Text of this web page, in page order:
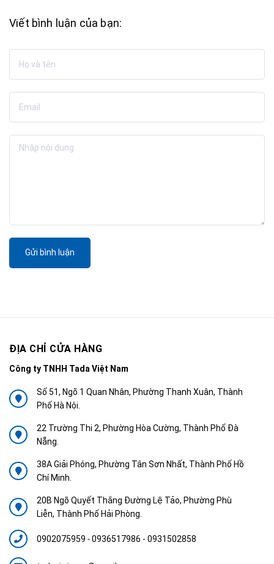
Viết bình luận của bạn:
Gửi bình luận
ĐỊA CHỈ CỬA HÀNG
Công ty TNHH Tada Việt Nam
Số 51, Ngõ 1 Quan Nhân, Phường Thanh Xuân, Thành
Phố Hà Nội.
22 Trường Thi 2, Phường Hòa Cường, Thành Phố Đà
Nẵng.
38A Giải Phóng, Phường Tân Sơn Nhất, Thành Phố Hồ
Chí Minh.
20B Ngõ Quyết Thắng Đường Lệ Tảo, Phường Phù
Liễn, Thành Phố Hải Phòng.
0902075959 -0936517986 - 0931502858